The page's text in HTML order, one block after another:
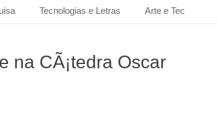
Tecnologias e Letras Arte e Tec
na CÃ¡tedra Oscar